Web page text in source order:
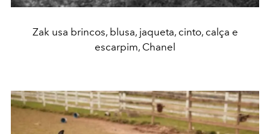
Zak usa brincos, blusa, jaqueta, cinto, calça e
escarpim, Chanel